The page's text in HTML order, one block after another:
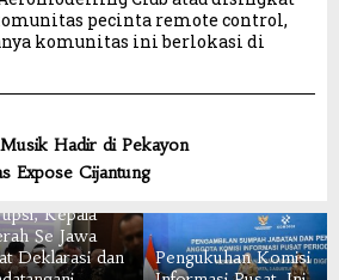
pecinta remote control,
komunitas ini berlokasi di
Hadir di Pekayon
Expose Cijantung
Kepala
Se Jawa
Deklarasi dan
Pengukuhan Komisi